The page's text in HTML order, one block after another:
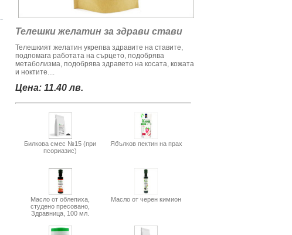
Телешки желатин за здрави стави
Телешкият желатин укрепва здравите на ставите,
подпомага работата на сърцето, подобрява
метаболизма, подобрява здравето на косата, кожата
и ноктите....
Цена: 11.40 лв.
Билкова смес №15 (при
псориазис)
Ябълков пектин на прах
Масло от облепиха,
студено пресовано,
Здравница, 100 мл.
Масло от черен кимион